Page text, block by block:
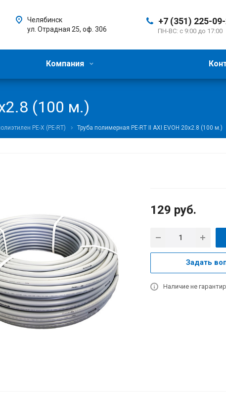
+7 (351) 225-
ПН-ВС: с 9:00 до 17:00
Челябинск
ул. Отрадная 25, оф. 306
Компания
(100 м.)
PE-X (PE-RT) Труба полимерная PE-RT II AXI EVOH 20x2.8 (100 м.)
129 руб.
Задать
Наличие не